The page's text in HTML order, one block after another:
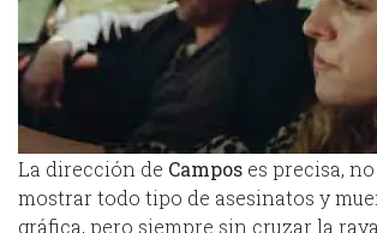
La dirección de Campos es precisa,
mostrar todo tipo de asesinatos y
gráfica, pero siempre sin cruzar la